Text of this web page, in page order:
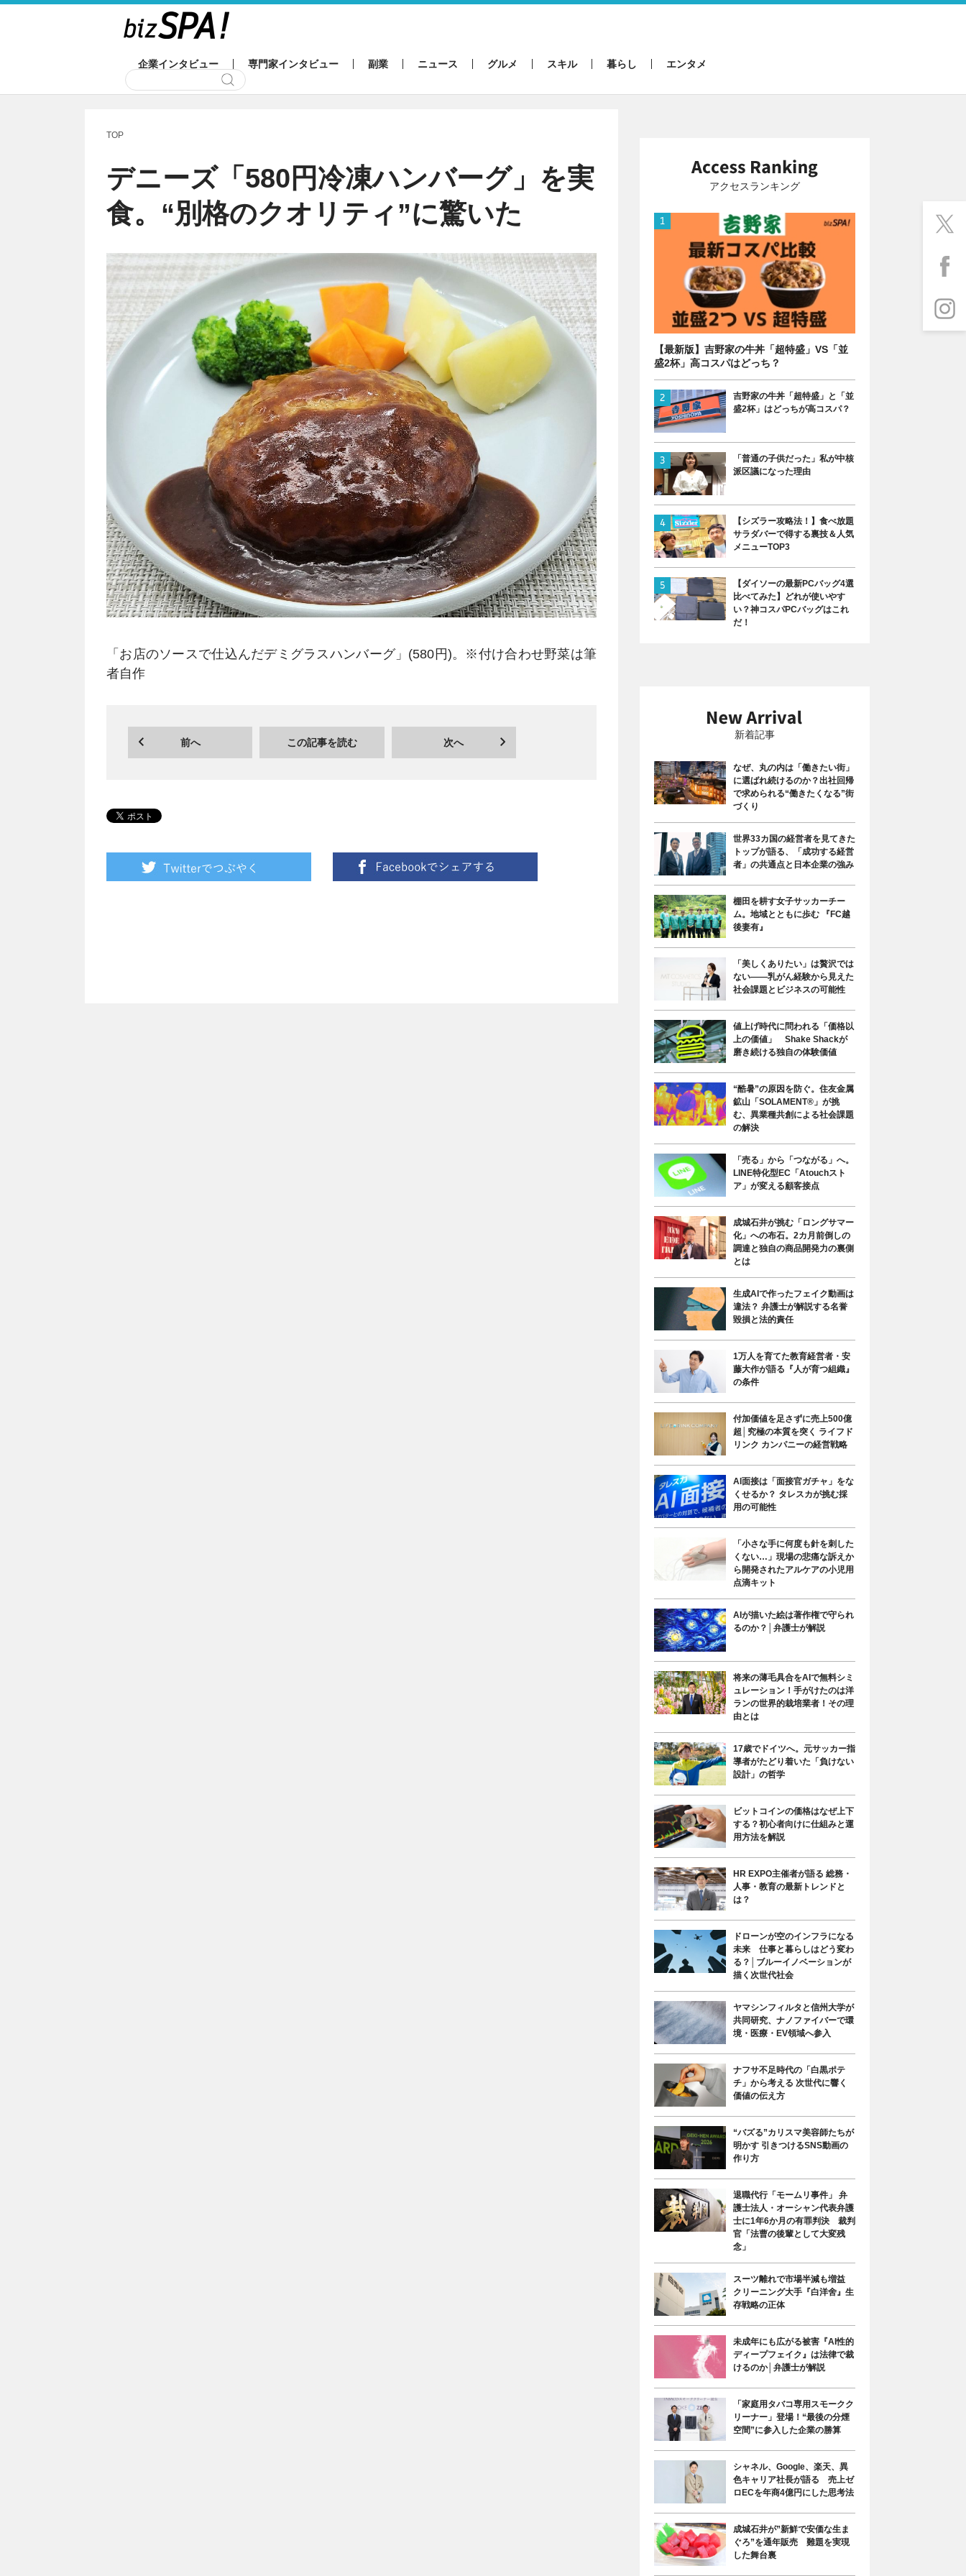
企業インタビュー 専門家インタビュー 副業 ニュース グルメ スキル 暮らし エンタメ
TOP
デニーズ「580円冷凍ハンバーグ」を実
食。“別格のクオリティ”に驚いた
「お店のソースで仕込んだデミグラスハンバーグ」(580円)。※付け合わせ野菜は筆
者自作
前へ この記事を読む 次へ
アクセスランキング
【最新版】吉野家の牛丼「超特盛」VS「並
盛2杯」高コスパはどっち？
吉野家の牛丼「超特盛」と「並
盛2杯」はどっちが高コスパ？
「普通の子供だった」私が中核
派区議になった理由
【シズラー攻略法！】食べ放題
サラダバーで得する裏技＆人気
メニューTOP3
【ダイソーの最新PCバッグ4選
比べてみた】どれが使いやす
い？神コスパPCバッグはこれ
だ！
新着記事
なぜ、丸の内は「働きたい街」
に選ばれ続けるのか？出社回帰
で求められる“働きたくなる”街
づくり
世界33カ国の経営者を見てきた
トップが語る、「成功する経営
者」の共通点と日本企業の強み
棚田を耕す女子サッカーチー
ム。地域とともに歩む 『FC越
後妻有』
「美しくありたい」は贅沢では
ない――乳がん経験から見えた
社会課題とビジネスの可能性
値上げ時代に問われる「価格以
上の価値」 Shake Shackが
磨き続ける独自の体験価値
“酷暑”の原因を防ぐ。住友金属
鉱山「SOLAMENT®」が挑
む、異業種共創による社会課題
の解決
「売る」から「つながる」へ。
LINE特化型EC「Atouchスト
ア」が変える顧客接点
成城石井が挑む「ロングサマー
化」への布石。2カ月前倒しの
調達と独自の商品開発力の裏側
とは
生成AIで作ったフェイク動画は
違法？ 弁護士が解説する名誉
毀損と法的責任
1万人を育てた教育経営者・安
藤大作が語る『人が育つ組織』
の条件
付加価値を足さずに売上500億
超│究極の本質を突く ライフド
リンク カンパニーの経営戦略
AI面接は「面接官ガチャ」をな
くせるか？ タレスカが挑む採
用の可能性
「小さな手に何度も針を刺した
くない…」現場の悲痛な訴えか
ら開発されたアルケアの小児用
点滴キット
AIが描いた絵は著作権で守られ
るのか？│弁護士が解説
将来の薄毛具合をAIで無料シミ
ュレーション！手がけたのは洋
ランの世界的栽培業者！その理
由とは
17歳でドイツへ。元サッカー指
導者がたどり着いた「負けない
設計」の哲学
ビットコインの価格はなぜ上下
する？初心者向けに仕組みと運
用方法を解説
HR EXPO主催者が語る 総務・
人事・教育の最新トレンドと
は？
ドローンが空のインフラになる
未来 仕事と暮らしはどう変わ
る？│ブルーイノベーションが
描く次世代社会
ヤマシンフィルタと信州大学が
共同研究、ナノファイバーで環
境・医療・EV領域へ参入
ナフサ不足時代の「白黒ポテ
チ」から考える 次世代に響く
価値の伝え方
“バズる”カリスマ美容師たちが
明かす 引きつけるSNS動画の
作り方
退職代行「モームリ事件」 弁
護士法人・オーシャン代表弁護
士に1年6か月の有罪判決 裁判
官「法曹の後輩として大変残
念」
スーツ離れで市場半減も増益
クリーニング大手『白洋舍』生
存戦略の正体
未成年にも広がる被害『AI性的
ディープフェイク』は法律で裁
けるのか│弁護士が解説
「家庭用タバコ専用スモークク
リーナー」登場！“最後の分煙
空間”に参入した企業の勝算
シャネル、Google、楽天、異
色キャリア社長が語る 売上ゼ
ロECを年商4億円にした思考法
成城石井が”新鮮で安価な生ま
ぐろ”を通年販売 難題を実現
した舞台裏